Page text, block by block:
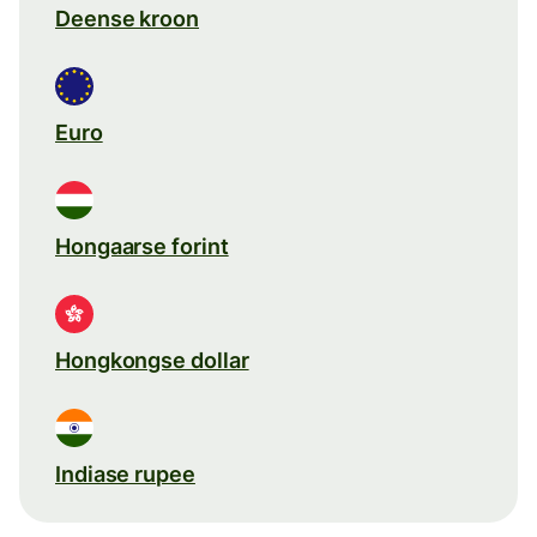
Deense kroon
Euro
Hongaarse forint
Hongkongse dollar
Indiase rupee